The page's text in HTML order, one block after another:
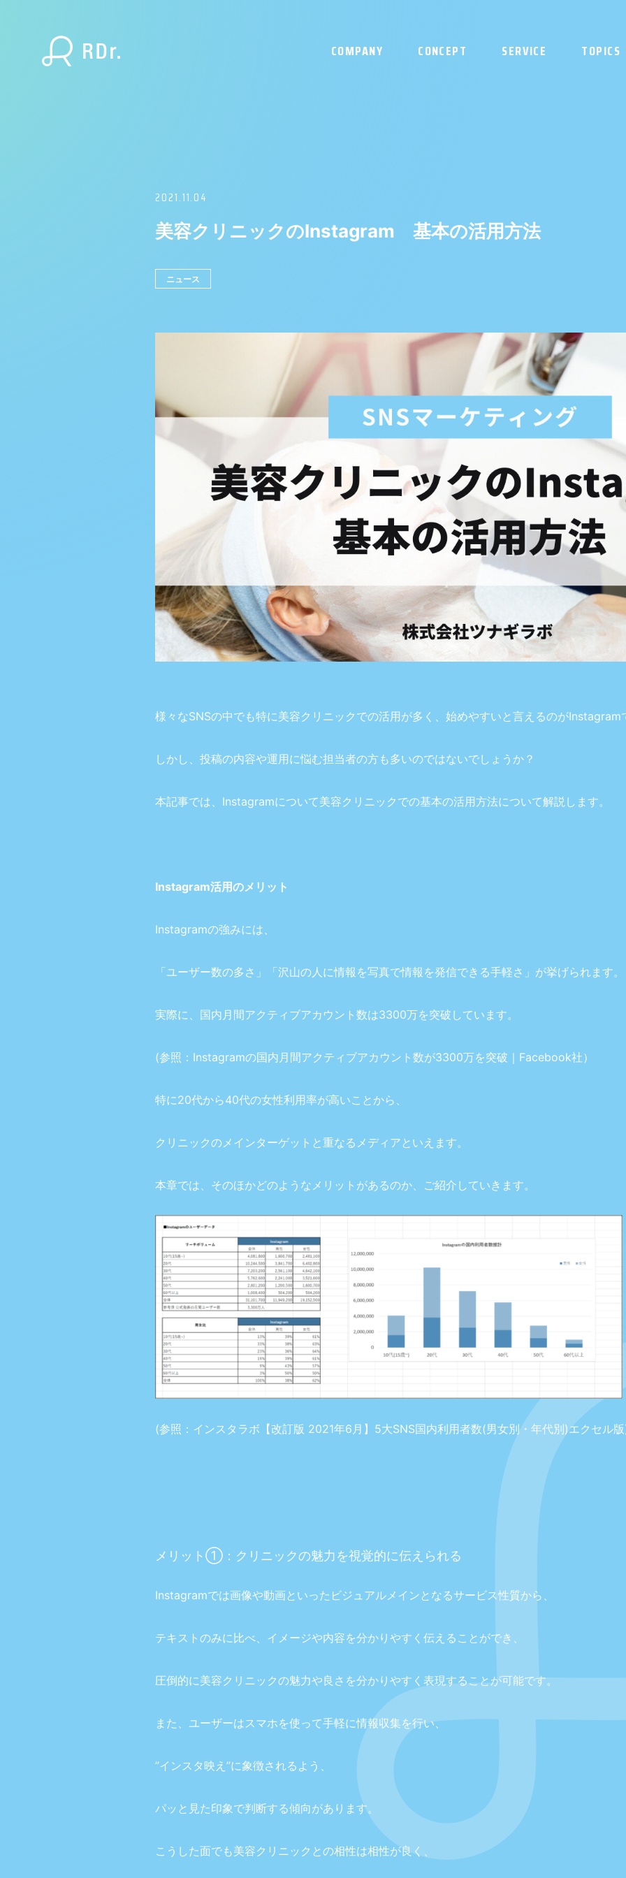
COMPANY CONCEPT SERVICE TOPICS
2021.11.04
美容クリニックのInstagram 基本の活用方法
ニュース
様々なSNSの中でも特に美容クリニックでの活用が多く、始めやすいと言えるのがInstagram
しかし、投稿の内容や運用に悩む担当者の方も多いのではないでしょうか？
本記事では、Instagramについて美容クリニックでの基本の活用方法について解説します。
Instagram活用のメリット
Instagramの強みには、
「ユーザー数の多さ」「沢山の人に情報を写真で情報を発信できる手軽さ」が挙げられます。
実際に、国内月間アクティブアカウント数は3300万を突破しています。
(参照： Instagramの国内月間アクティブアカウント数が3300万を突破｜Facebook社）
特に20代から40代の女性利用率が高いことから、
クリニックのメインターゲットと重なるメディアといえます。
本章では、そのほかどのようなメリットがあるのか、ご紹介していきます。
(参照：インスタラボ【改訂版 2021年6月】5大SNS国内利用者数(男女別・年代別)エクセル
メリット①：クリニックの魅力を視覚的に伝えられる
Instagramでは画像や動画といったビジュアルメインとなるサービス性質から、
テキストのみに比べ、イメージや内容を分かりやすく伝えることができ、
圧倒的に美容クリニックの魅力や良さを分かりやすく表現することが可能です。
また、ユーザーはスマホを使って手軽に情報収集を行い、
”インスタ映え”に象徴されるよう、
パッと見た印象で判断する傾向があります。
こうした面でも美容クリニックとの相性は相性が良く、